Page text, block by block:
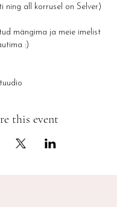
ning all korrusel on Selver)
mängima ja meie imelist
:)
this event